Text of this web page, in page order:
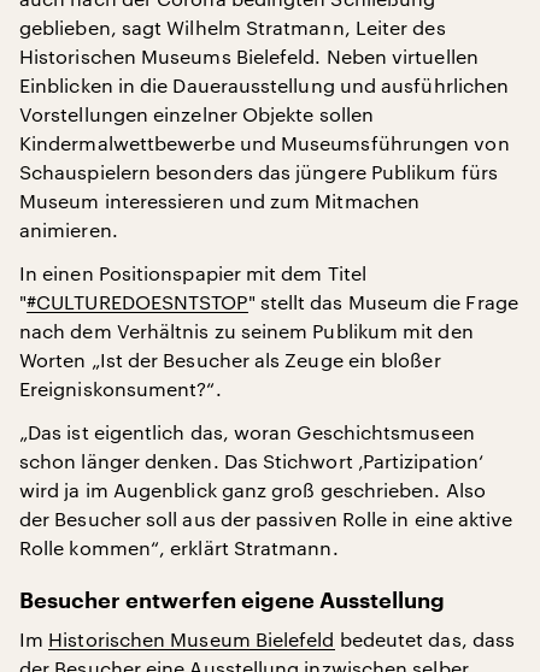
geblieben, sagt Wilhelm Stratmann, Leiter des
Historischen Museums Bielefeld. Neben virtuellen
Einblicken in die Dauerausstellung und ausführlichen
Vorstellungen einzelner Objekte sollen
Kindermalwettbewerbe und Museumsführungen von
Schauspielern besonders das jüngere Publikum fürs
Museum interessieren und zum Mitmachen
animieren.
In einen Positionspapier mit dem Titel
"#CULTUREDOESNTSTOP" stellt das Museum die Frage
nach dem Verhältnis zu seinem Publikum mit den
Worten „Ist der Besucher als Zeuge ein bloßer
Ereigniskonsument?“.
„Das ist eigentlich das, woran Geschichtsmuseen
schon länger denken. Das Stichwort ‚Partizipation‘
wird ja im Augenblick ganz groß geschrieben. Also
der Besucher soll aus der passiven Rolle in eine aktive
Rolle kommen“, erklärt Stratmann.
Besucher entwerfen eigene Ausstellung
Im Historischen Museum Bielefeld bedeutet das, dass